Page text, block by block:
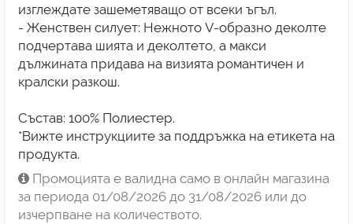
изглеждате зашеметяващо от всеки ъгъл.
- Женствен силует: Нежното V-образно деколте
подчертава шията и деколтето, а макси
дължината придава на визията романтичен и
кралски разкош.
Състав: 100% Полиестер.
*Вижте инструкциите за поддръжка на етикета на
продукта.
Промоцията е валидна само в онлайн магазина
за периода 01/08/2026 до 31/08/2026 или до
изчерпване на количеството.